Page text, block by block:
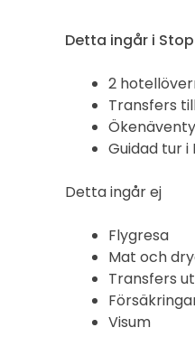
Detta ingår i
2
Transfers
Guidad tur i
Detta ingår ej
Flygresa
Mat och
Transfers
Visum